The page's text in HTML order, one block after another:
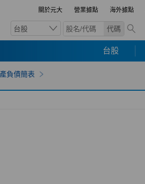
關於元大 營業據點 海外據點
台股 代碼
台股
負債簡表